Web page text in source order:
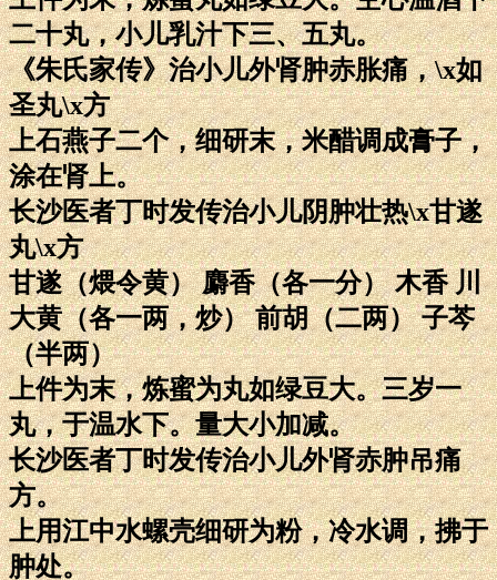
二十丸，小儿乳汁下三、五丸。
《朱氏家传》治小儿外肾肿赤胀痛，\x如
圣丸\x方
上石燕子二个，细研末，米醋调成膏子，
涂在肾上。
长沙医者丁时发传治小儿阴肿壮热\x甘遂
丸\x方
甘遂（煨令黄） 麝香（各一分） 木香 川
大黄（各一两，炒） 前胡（二两） 子芩
（半两）
上件为末，炼蜜为丸如绿豆大。三岁一
丸，于温水下。量大小加减。
长沙医者丁时发传治小儿外肾赤肿吊痛
方。
上用江中水螺壳细研为粉，冷水调，拂于
肿处。